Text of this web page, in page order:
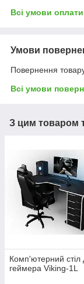
Всі умови оплати
Умови
Повернення
Всі умови
З цим товаром
Комп'ютерний стіл
геймера Viking-1L